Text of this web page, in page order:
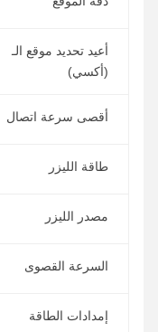
أعيد تحديد موقع الـ
(أكسي)
أقصى سرعة اتصال
طاقة الليزر
مصدر الليزر
السرعة القصوى
إمدادات الطاقة